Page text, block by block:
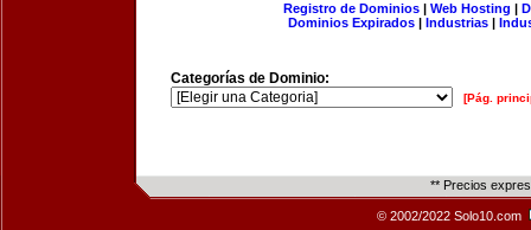
Registro de Dominios| Web Hosting |
Dominios Expirados | Industrias |
Categorías de Dominio:
[Pág.
** Precios
© 2002/2022 Solo10.com